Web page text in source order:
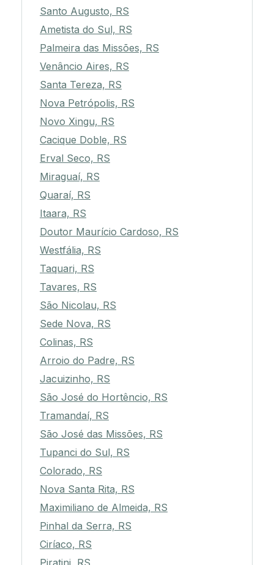
Santo Augusto, RS
Ametista do Sul, RS
Palmeira das Missões, RS
Venâncio Aires, RS
Santa Tereza, RS
Nova Petrópolis, RS
Novo Xingu, RS
Cacique Doble, RS
Erval Seco, RS
Miraguaí, RS
Quaraí, RS
Itaara, RS
Doutor Maurício Cardoso, RS
Westfália, RS
Taquari, RS
Tavares, RS
São Nicolau, RS
Sede Nova, RS
Colinas, RS
Arroio do Padre, RS
Jacuizinho, RS
São José do Hortêncio, RS
Tramandaí, RS
São José das Missões, RS
Tupanci do Sul, RS
Colorado, RS
Nova Santa Rita, RS
Maximiliano de Almeida, RS
Pinhal da Serra, RS
Ciríaco, RS